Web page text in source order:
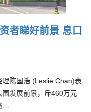
者睇好前景 息口
陈国浩 (Leslie Chan)表
发展前景，斥460万元
…